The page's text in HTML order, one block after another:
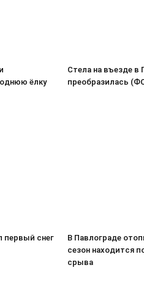
ёлку
Стела на въезде в
преобразилась
первый снег
В Павлограде
сезон находится
срыва